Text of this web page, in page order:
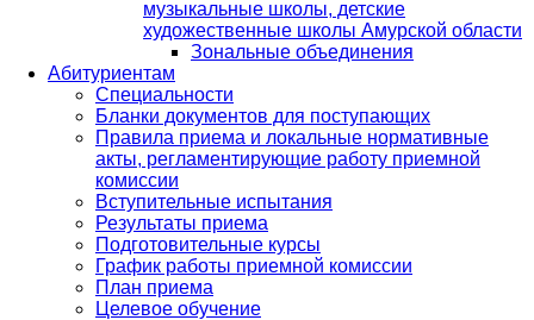
музыкальные школы, детские
художественные школы Амурской области
Зональные объединения
Абитуриентам
Специальности
Бланки документов для поступающих
Правила приема и локальные нормативные
акты, регламентирующие работу приемной
комиссии
Вступительные испытания
Результаты приема
Подготовительные курсы
График работы приемной комиссии
План приема
Целевое обучение